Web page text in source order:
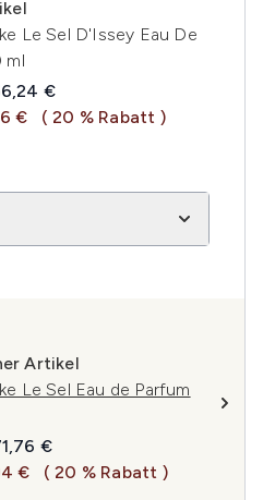
Le Sel D'Issey Eau De
ml
Preisempfehlung:
Preis:
€
€
( 20 % Rabatt )
Artikel
Le Sel Eau de Parfum
Preisempfehlung:
Preis:
€
€
( 20 % Rabatt )